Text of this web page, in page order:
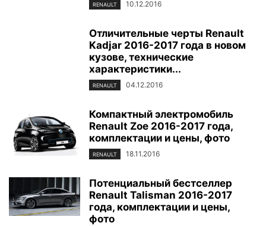
RENAULT 10.12.2016
Отличительные черты Renault
Kadjar 2016-2017 года в новом
кузове, технические
характеристики...
RENAULT 04.12.2016
Компактный электромобиль
Renault Zoe 2016-2017 года,
комплектации и цены, фото
RENAULT 18.11.2016
Потенциальный бестселлер
Renault Talisman 2016-2017
года, комплектации и цены,
фото